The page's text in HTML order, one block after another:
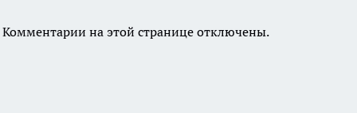
Комментарии на этой странице отключены.